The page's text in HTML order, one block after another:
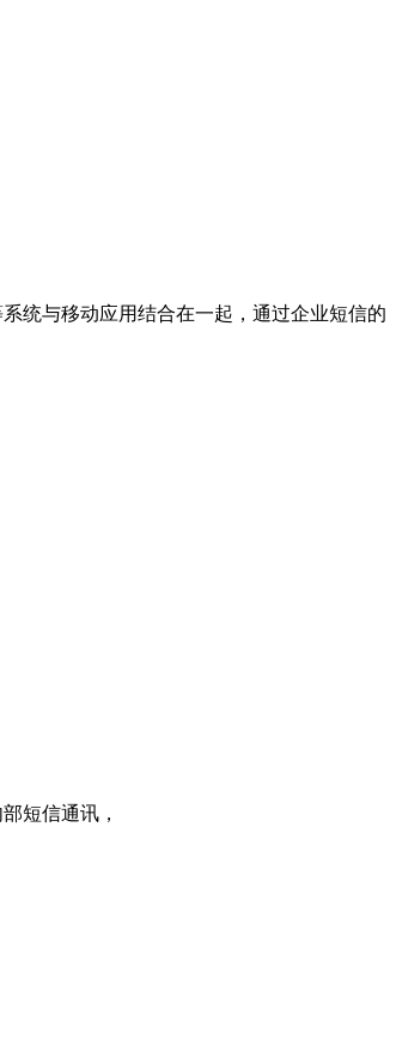
统与移动应用结合在一起，通过企业短信的
短信通讯，